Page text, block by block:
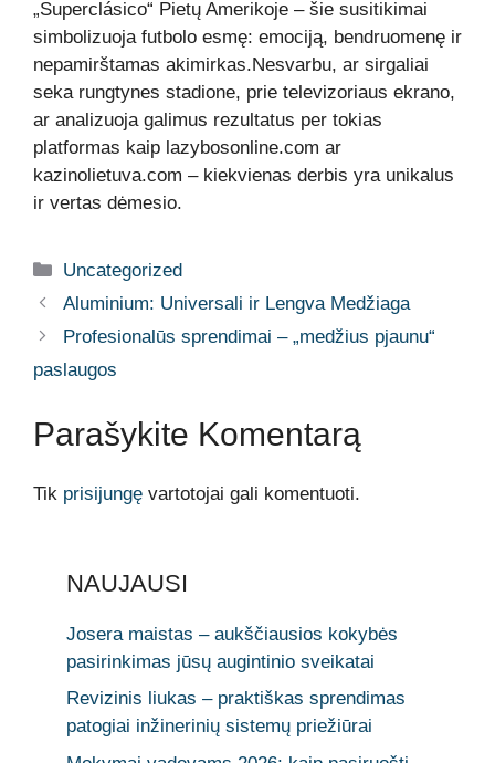
„Superclásico“ Pietų Amerikoje – šie susitikimai
simbolizuoja futbolo esmę: emociją, bendruomenę ir
nepamirštamas akimirkas.Nesvarbu, ar sirgaliai
seka rungtynes stadione, prie televizoriaus ekrano,
ar analizuoja galimus rezultatus per tokias
platformas kaip lazybosonline.com ar
kazinolietuva.com – kiekvienas derbis yra unikalus
ir vertas dėmesio.
Kategorijos
Uncategorized
Aluminium: Universali ir Lengva Medžiaga
Profesionalūs sprendimai – „medžius pjaunu“
paslaugos
Parašykite Komentarą
Tik prisijungę vartotojai gali komentuoti.
NAUJAUSI
Josera maistas – aukščiausios kokybės
pasirinkimas jūsų augintinio sveikatai
Revizinis liukas – praktiškas sprendimas
patogiai inžinerinių sistemų priežiūrai